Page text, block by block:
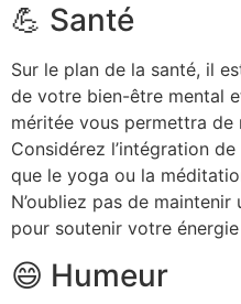
💪 Santé
Sur le plan de la santé, il
de votre bien-être mental
méritée vous permettra
Considérez l’intégration
que le yoga ou la
N’oubliez pas de
pour soutenir votre
😄 Humeur